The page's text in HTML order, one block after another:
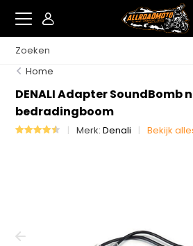
Home
DENALI Adapter SoundBomb
bedradingboom
Merk:Denali Bekijk